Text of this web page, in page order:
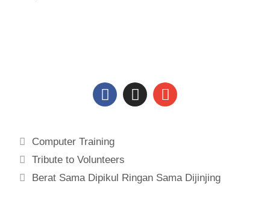
Computer Training
Tribute to Volunteers
Berat Sama Dipikul Ringan Sama Dijinjing